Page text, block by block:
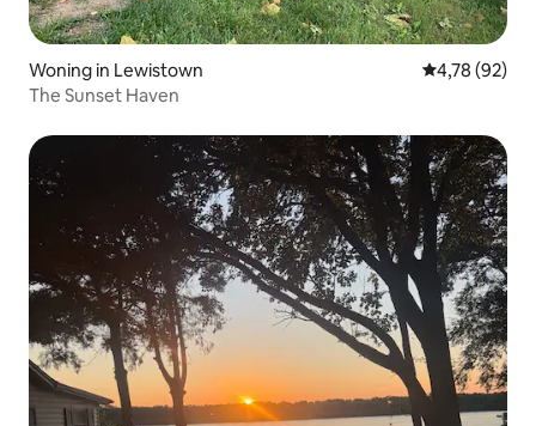
Woning in Lewistown Gemiddelde
4,78 (92)
The Sunset Haven